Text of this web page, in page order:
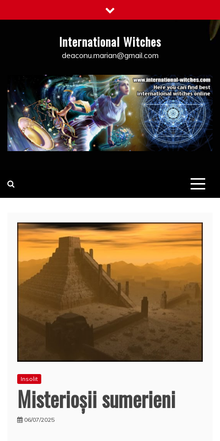
to
International Witches
deaconu.marian@gmail.com
Insolit
Misterioşii sumerieni
06/07/2025